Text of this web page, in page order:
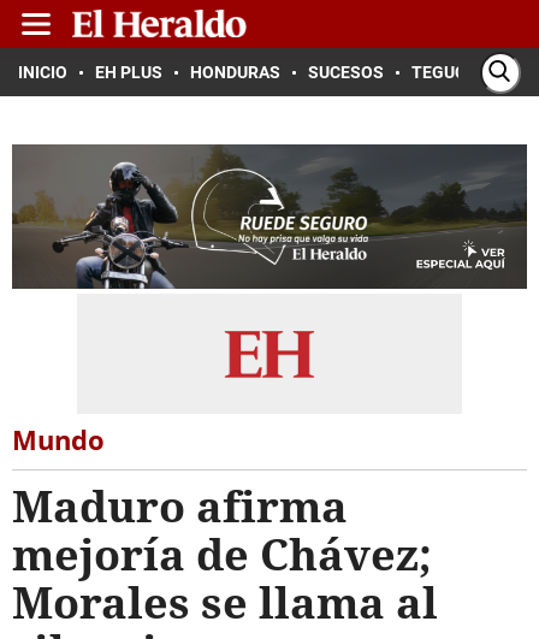
INICIO EH PLUS HONDURAS SUCESOS TEGUCIGALPA
Mundo
Maduro afirma
mejoría de Chávez;
Morales se llama al